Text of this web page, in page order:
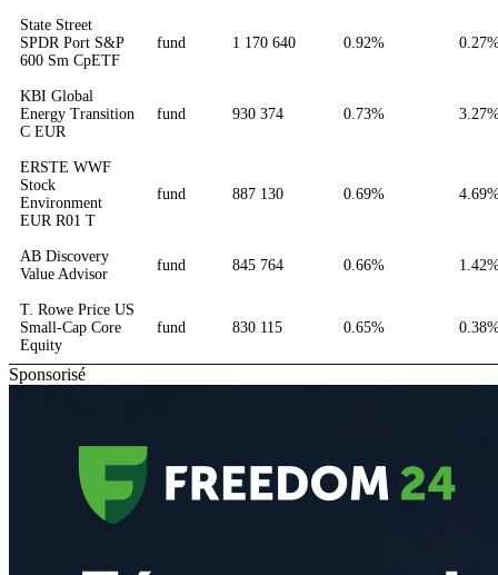
State Street
SPDR Port S&P
600 Sm CpETF
fund 1 170 640 0.92%
KBI Global
Energy Transition
C EUR
fund 930 374 0.73%
ERSTE WWF
Stock
Environment
EUR R01 T
fund 887 130 0.69%
AB Discovery
Value Advisor
fund 845 764 0.66%
T. Rowe Price US
Small-Cap Core
Equity
fund 830 115 0.65%
Sponsorisé